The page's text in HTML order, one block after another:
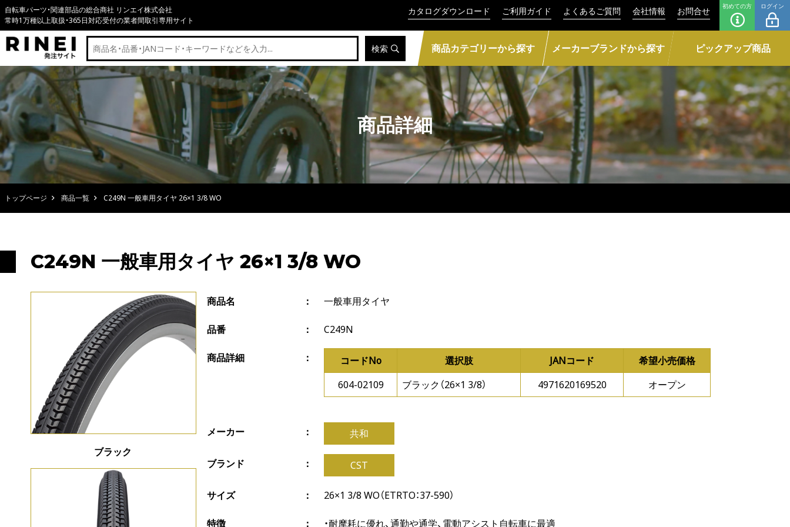
自転車パーツ・関連部品の総合商社 リンエイ株式会社
常時1万種以上取扱・365日対応受付の業者間取引専用サイト
カタログダウンロード ご利用ガイド よくあるご質問 会社情報 お問合せ 初めての方 ログイン
検索 商品カテゴリーから探す メーカーブランドから探す ピックアップ商品
商品詳細
トップページ 商品一覧 C249N 一般車用タイヤ 26×1 3/8 WO
C249N 一般車用タイヤ 26×1 3/8 WO
ブラック
商品名 一般車用タイヤ
品番 C249N
商品詳細 コードNo 選択肢 JANコード
希望小売価格
604-02109
ブラック（26×1 3/8） 4971620169520 オープン
メーカー 共和
ブランド CST
サイズ 26×1 3/8 WO（ETRTO：37-590）
特徴 ・耐摩耗に優れ、通勤や通学、電動アシスト自転車に最適